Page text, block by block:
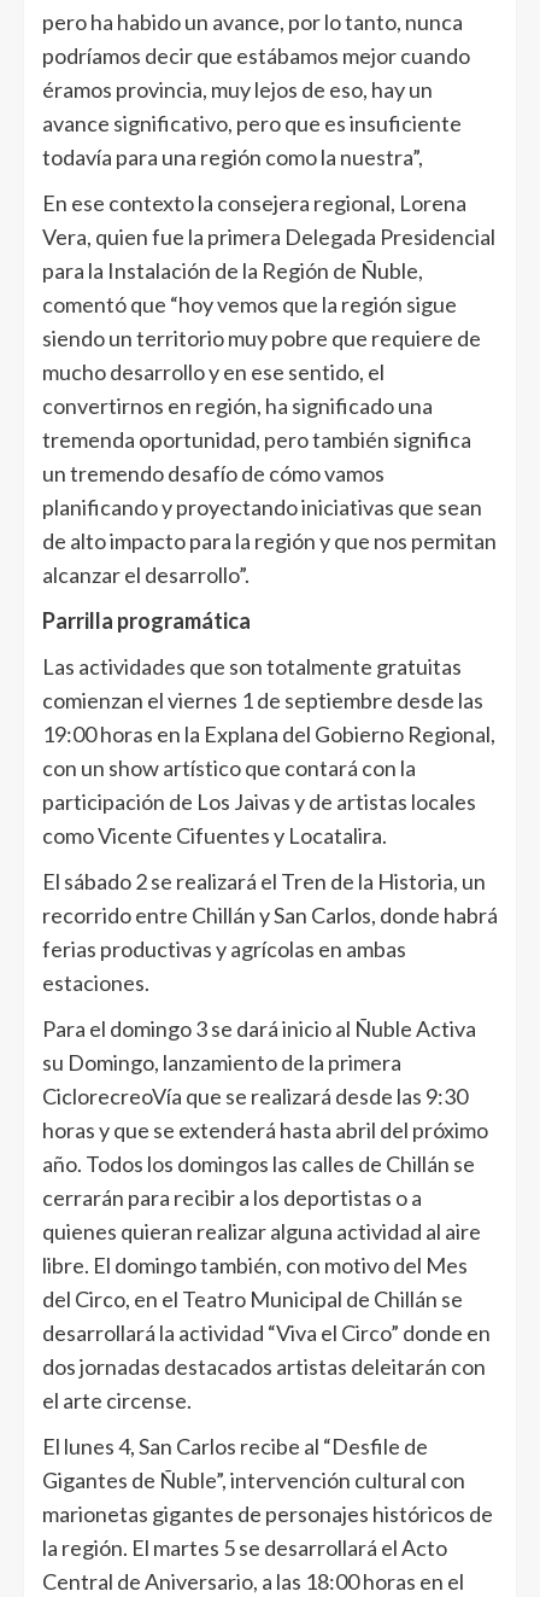
pero ha habido un avance, por lo tanto, nunca
podríamos decir que estábamos mejor cuando
éramos provincia, muy lejos de eso, hay un
avance significativo, pero que es insuficiente
todavía para una región como la nuestra”,
En ese contexto la consejera regional, Lorena
Vera, quien fue la primera Delegada Presidencial
para la Instalación de la Región de Ñuble,
comentó que “hoy vemos que la región sigue
siendo un territorio muy pobre que requiere de
mucho desarrollo y en ese sentido, el
convertirnos en región, ha significado una
tremenda oportunidad, pero también significa
un tremendo desafío de cómo vamos
planificando y proyectando iniciativas que sean
de alto impacto para la región y que nos permitan
alcanzar el desarrollo”.
Parrilla programática
Las actividades que son totalmente gratuitas
comienzan el viernes 1 de septiembre desde las
19:00 horas en la Explana del Gobierno Regional,
con un show artístico que contará con la
participación de Los Jaivas y de artistas locales
como Vicente Cifuentes y Locatalira.
El sábado 2 se realizará el Tren de la Historia, un
recorrido entre Chillán y San Carlos, donde habrá
ferias productivas y agrícolas en ambas
estaciones.
Para el domingo 3 se dará inicio al Ñuble Activa
su Domingo, lanzamiento de la primera
CiclorecreoVía que se realizará desde las 9:30
horas y que se extenderá hasta abril del próximo
año. Todos los domingos las calles de Chillán se
cerrarán para recibir a los deportistas o a
quienes quieran realizar alguna actividad al aire
libre. El domingo también, con motivo del Mes
del Circo, en el Teatro Municipal de Chillán se
desarrollará la actividad “Viva el Circo” donde en
dos jornadas destacados artistas deleitarán con
el arte circense.
El lunes 4, San Carlos recibe al “Desfile de
Gigantes de Ñuble”, intervención cultural con
marionetas gigantes de personajes históricos de
la región. El martes 5 se desarrollará el Acto
Central de Aniversario, a las 18:00 horas en el